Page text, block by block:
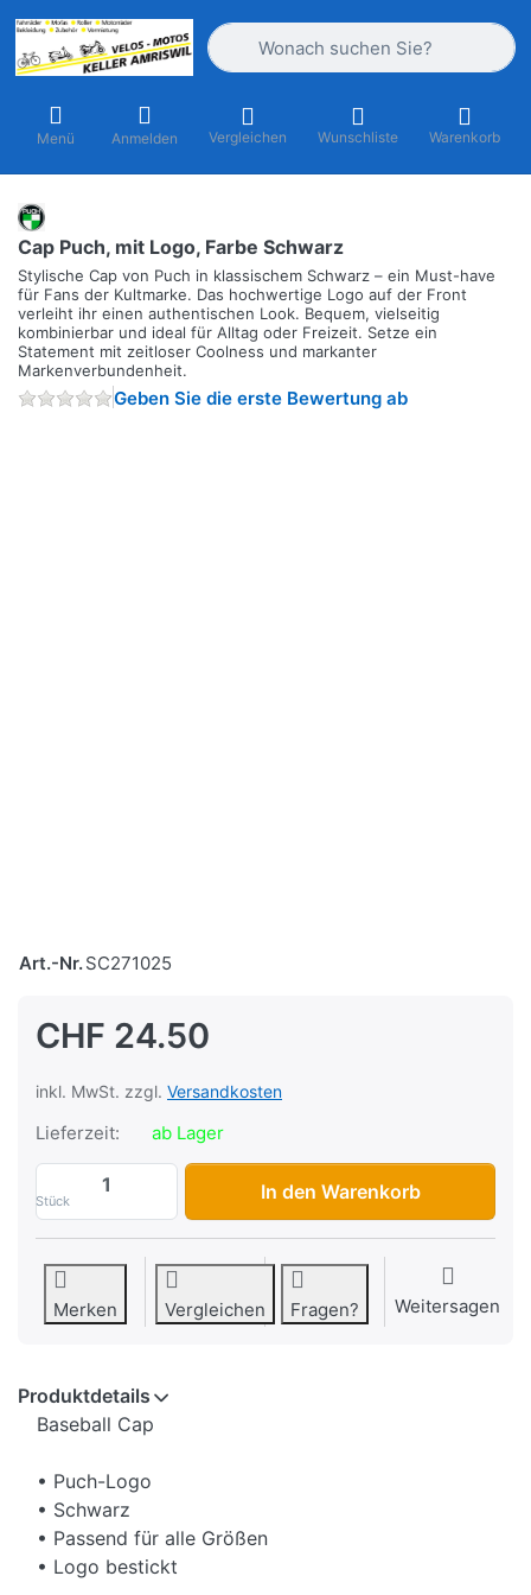
Geben Sie einen Suchbegriff ein.
Menü Anmelden Vergleichen Wunschliste Warenkorb
Cap Puch, mit Logo, Farbe Schwarz
Stylische Cap von Puch in klassischem Schwarz – ein Must-have
für Fans der Kultmarke. Das hochwertige Logo auf der Front
verleiht ihr einen authentischen Look. Bequem, vielseitig
kombinierbar und ideal für Alltag oder Freizeit. Setze ein
Statement mit zeitloser Coolness und markanter
Markenverbundenheit.
Geben Sie die erste Bewertung ab
Art.-Nr.SC271025
CHF 24.50
inkl. MwSt. zzgl. Versandkosten
Lieferzeit: ab Lager
Stück
Cap Puch, mit Logo, Farbe Schwarz zu
In den Warenkorb
Merken Vergleichen Fragen? Weitersagen
Produktdetails
Baseball Cap
• Puch-Logo
• Schwarz
• Passend für alle Größen
• Logo bestickt